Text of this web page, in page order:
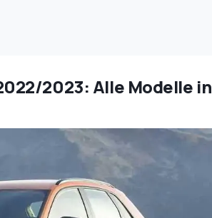
2023: Alle Modelle in